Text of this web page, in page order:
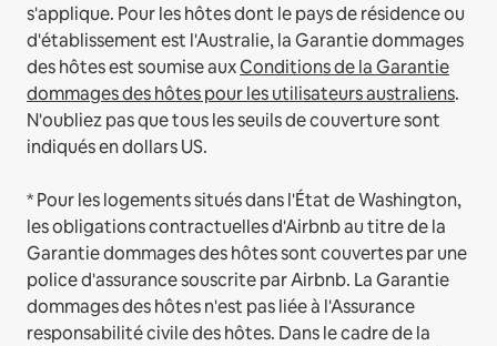
s'applique. Pour les hôtes dont le pays de résidence ou
d'établissement est l'Australie, la Garantie dommages
des hôtes est soumise auxConditions de la Garantie
dommages des hôtes pour les utilisateurs australiens.
N'oubliez pas que tous les seuils de couverture sont
indiqués en dollars US.
* Pour les logements situés dans l'État de Washington,
les obligations contractuelles d'Airbnb au titre de la
Garantie dommages des hôtes sont couvertes par une
police d'assurance souscrite par Airbnb. La Garantie
dommages des hôtes n'est pas liée à l'Assurance
responsabilité civile des hôtes. Dans le cadre de la